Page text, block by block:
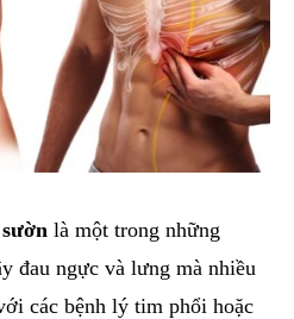
là một trong những
đau ngực và lưng mà nhiều
các bệnh lý tim phổi hoặc